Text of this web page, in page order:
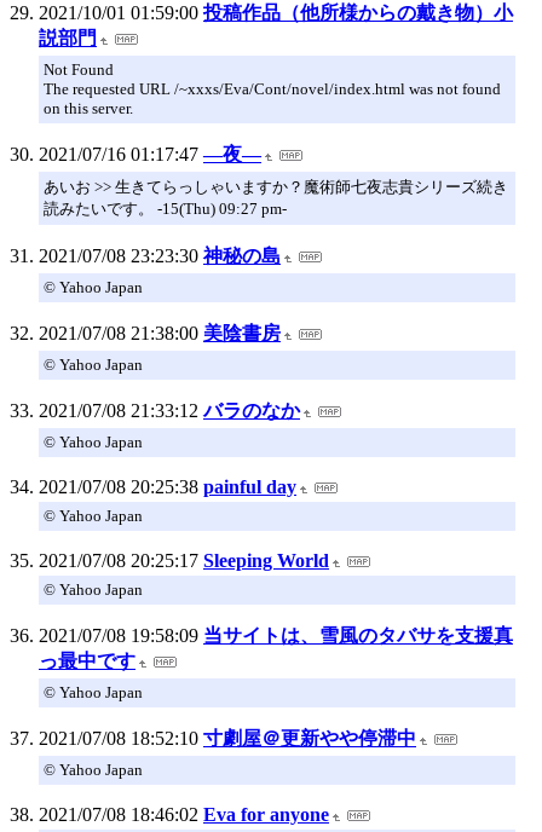
2021/10/01 01:59:00 投稿作品（他所様からの戴き物）小
説部門
Not Found
The requested URL /~xxxs/Eva/Cont/novel/index.html was not found
on this server.
2021/07/16 01:17:47 ―夜―
あいお >> 生きてらっしゃいますか？魔術師七夜志貴シリーズ続き
読みたいです。 -15(Thu) 09:27 pm-
2021/07/08 23:23:30 神秘の島
© Yahoo Japan
2021/07/08 21:38:00 美陰書房
© Yahoo Japan
2021/07/08 21:33:12 バラのなか
© Yahoo Japan
2021/07/08 20:25:38 painful day
© Yahoo Japan
2021/07/08 20:25:17 Sleeping World
© Yahoo Japan
2021/07/08 19:58:09 当サイトは、雪風のタバサを支援真
っ最中です
© Yahoo Japan
2021/07/08 18:52:10 寸劇屋＠更新やや停滞中
© Yahoo Japan
2021/07/08 18:46:02 Eva for anyone